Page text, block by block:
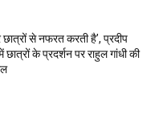
छात्रों से नफरत करती है’, प्रदीप
के प्रदर्शन पर राहुल गांधी की